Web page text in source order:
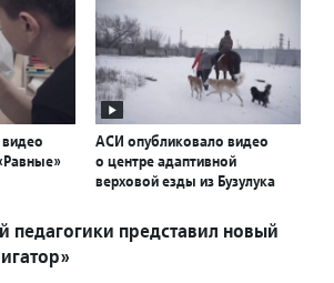
АСИ опубликовало видео
о центре адаптивной
верховой езды из Бузулука
педагогики представил новый